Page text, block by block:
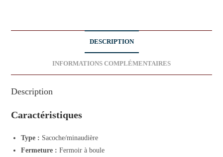
DESCRIPTION
INFORMATIONS COMPLÉMENTAIRES
Description
Caractéristiques
Type : Sacoche/minaudière
Fermeture : Fermoir à boule